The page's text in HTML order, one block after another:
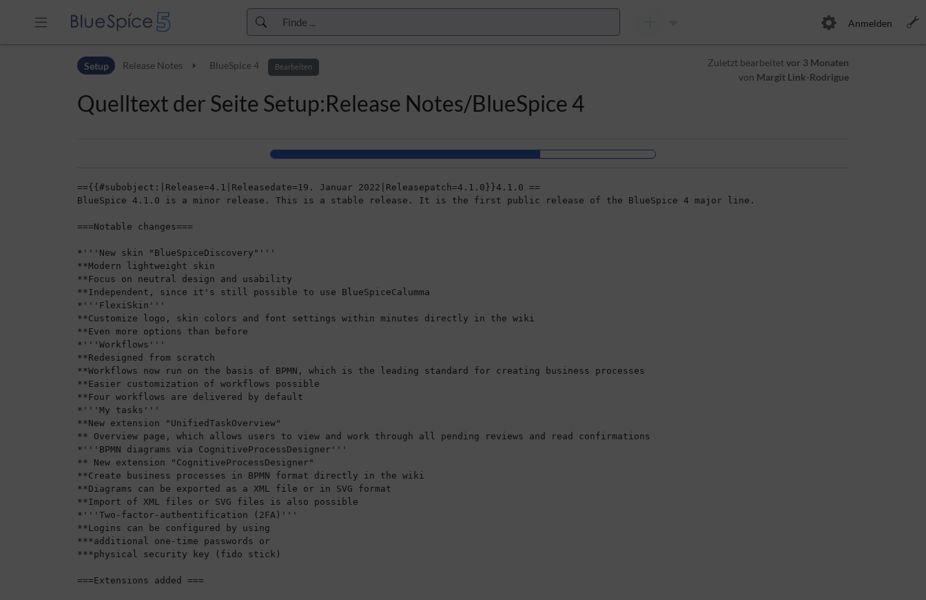
Zur Hauptnavigation
Zum Arbeitsbereich
Anmelden
Setup Release Notes BlueSpice 4 Bearbeiten Zuletzt bearbeitetvor 3 Monaten
von Margit Link-Rodrigue
Quelltext der Seite Setup:Release Notes/BlueSpice 4